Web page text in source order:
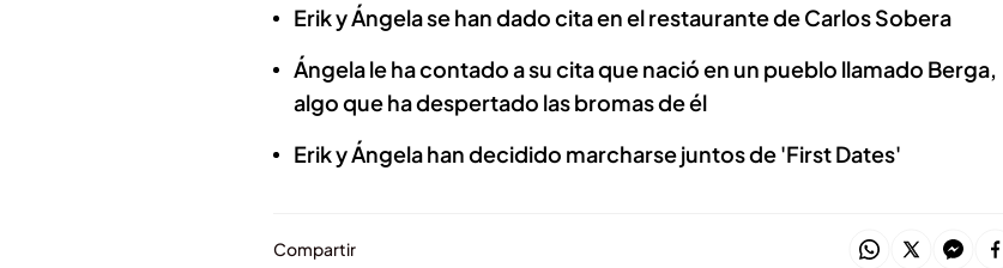
Erik y Ángela se han dado cita en el restaurante de Carlos Sobera
Ángela le ha contado a su cita que nació en un pueblo llamado Berga,
algo que ha despertado las bromas de él
Erik y Ángela han decidido marcharse juntos de 'First Dates'
Compartir